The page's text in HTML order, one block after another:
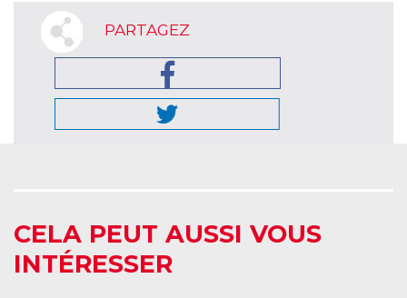
PARTAGEZ
CELA PEUT AUSSI VOUS
INTÉRESSER